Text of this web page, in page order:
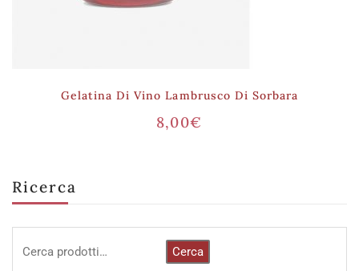
Ricerca
Cerca
Gelatina Di Vino Lambrusco Di Sorbara
8,00€